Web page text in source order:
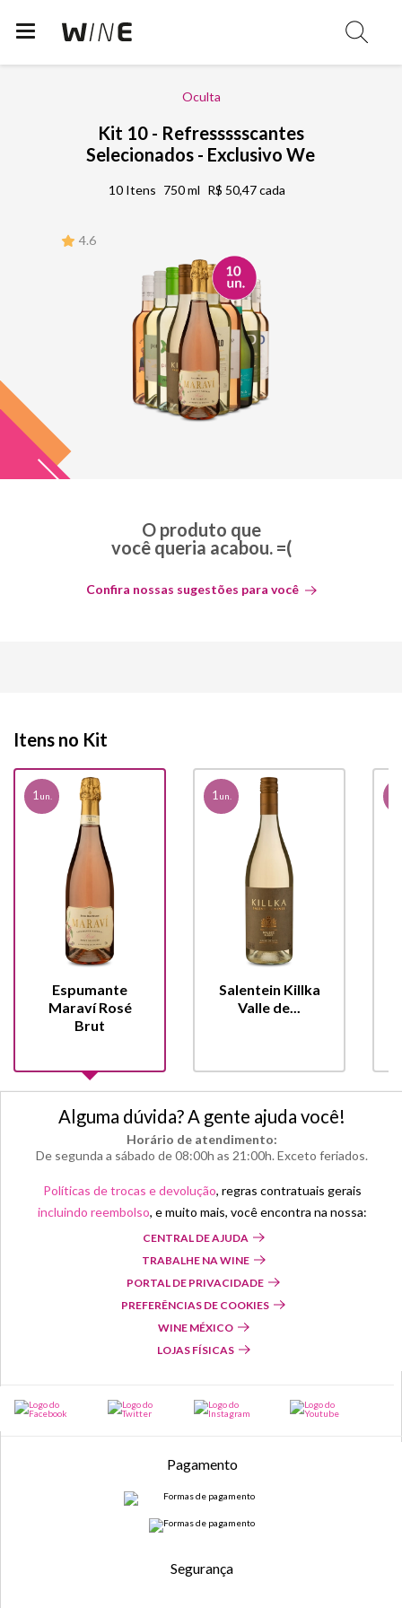
Oculta
Kit 10 - Refressssscantes
Selecionados - Exclusivo We
10 Itens 750 ml R$ 50,47 cada
4.6
O produto que
você queria acabou. =(
Confira nossas sugestões para você
Itens no Kit
1 un.
Espumante
Maraví Rosé
Brut
1 un.
Salentein Killka
Valle de...
Alguma dúvida? A gente ajuda você!
Horário de atendimento:
De segunda a sábado de 08:00h as 21:00h. Exceto feriados.
Políticas de trocas e devolução, regras contratuais gerais
incluindo reembolso, e muito mais, você encontra na nossa:
CENTRAL DE AJUDA
TRABALHE NA WINE
PORTAL DE PRIVACIDADE
PREFERÊNCIAS DE COOKIES
WINE MÉXICO
LOJAS FÍSICAS
Pagamento
Segurança